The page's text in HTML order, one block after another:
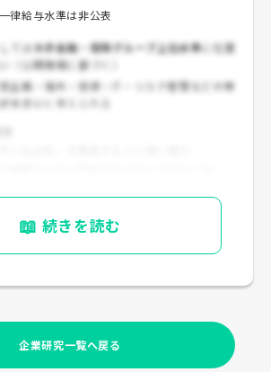
律給与水準は非公表
ては大手金融・保険グループ上位水準に位置
（公開情報に基づく）
企画・海外・投資・IT・リスク管理などの専
大きい
と考えられる
📖 続きを読む
企業研究一覧へ戻る